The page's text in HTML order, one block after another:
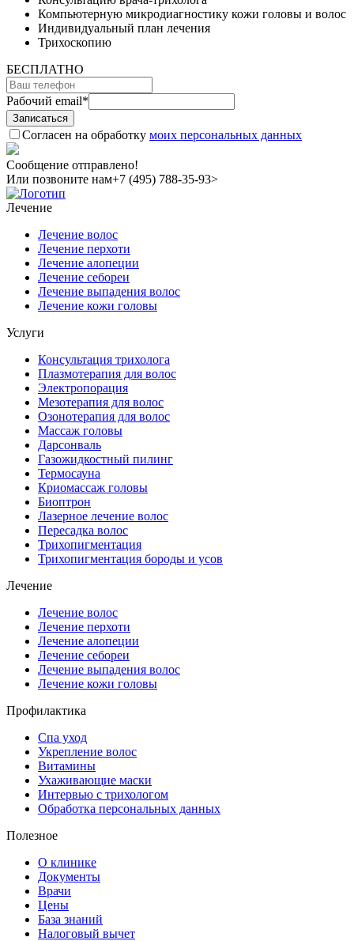
Компьютерную микродиагностику кожи головы и волос
Индивидуальный план лечения
Трихоскопию
БЕСПЛАТНО
Рабочий email*
Согласен на обработку моих персональных данных
Сообщение отправлено!
Или позвоните нам+7 (495) 788-35-93>
Лечение
Лечение волос
Лечение перхоти
Лечение алопеции
Лечение себореи
Лечение выпадения волос
Лечение кожи головы
Услуги
Консультация трихолога
Плазмотерапия для волос
Электропорация
Мезотерапия для волос
Озонотерапия для волос
Массаж головы
Дарсонваль
Газожидкостный пилинг
Термосауна
Криомассаж головы
Биоптрон
Лазерное лечение волос
Пересадка волос
Трихопигментация
Трихопигментация бороды и усов
Лечение
Лечение волос
Лечение перхоти
Лечение алопеции
Лечение себореи
Лечение выпадения волос
Лечение кожи головы
Профилактика
Спа уход
Укрепление волос
Витамины
Ухаживающие маски
Интервью с трихологом
Обработка персональных данных
Полезное
О клинике
Документы
Врачи
Цены
База знаний
Налоговый вычет